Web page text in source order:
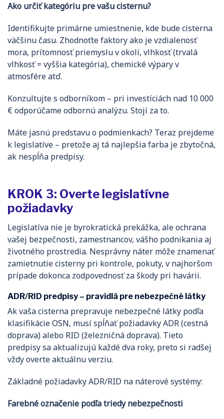
Ako určiť kategóriu pre vašu cisternu?
Identifikujte primárne umiestnenie, kde bude cisterna
väčšinu času. Zhodnoťte faktory ako je vzdialenosť
mora, prítomnosť priemyslu v okolí, vlhkosť (trvalá
vlhkosť = vyššia kategória), chemické výpary v
atmosfére atď.
Konzultujte s odborníkom – pri investíciách nad 10 000
€ odporúčame odbornú analýzu. Stojí za to.
Máte jasnú predstavu o podmienkach? Teraz prejdeme
k legislatíve – pretože aj tá najlepšia farba je zbytočná,
ak nespĺňa predpisy.
KROK 3: Overte legislatívne
požiadavky
Legislatíva nie je byrokratická prekážka, ale ochrana
vašej bezpečnosti, zamestnancov, vášho podnikania aj
životného prostredia. Nesprávny náter môže znamenať
zamietnutie cisterny pri kontrole, pokuty, v najhoršom
prípade dokonca zodpovednosť za škody pri havárii.
ADR/RID predpisy – pravidlá pre nebezpečné látky
Ak vaša cisterna prepravuje nebezpečné látky podľa
klasifikácie OSN, musí spĺňať požiadavky ADR (cestná
doprava) alebo RID (železničná doprava). Tieto
predpisy sa aktualizujú každé dva roky, preto si radšej
vždy overte aktuálnu verziu.
Základné požiadavky ADR/RID na náterové systémy:
Farebné označenie podľa triedy nebezpečnosti